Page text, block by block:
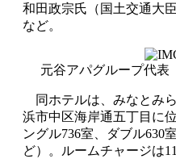
和田政宗氏（国土交通大
など。
元谷アパグループ代表
同ホテルは、みなとみ
浜市中区海岸通五丁目に
ングル736室、ダブル630
ど）。ルームチャージは